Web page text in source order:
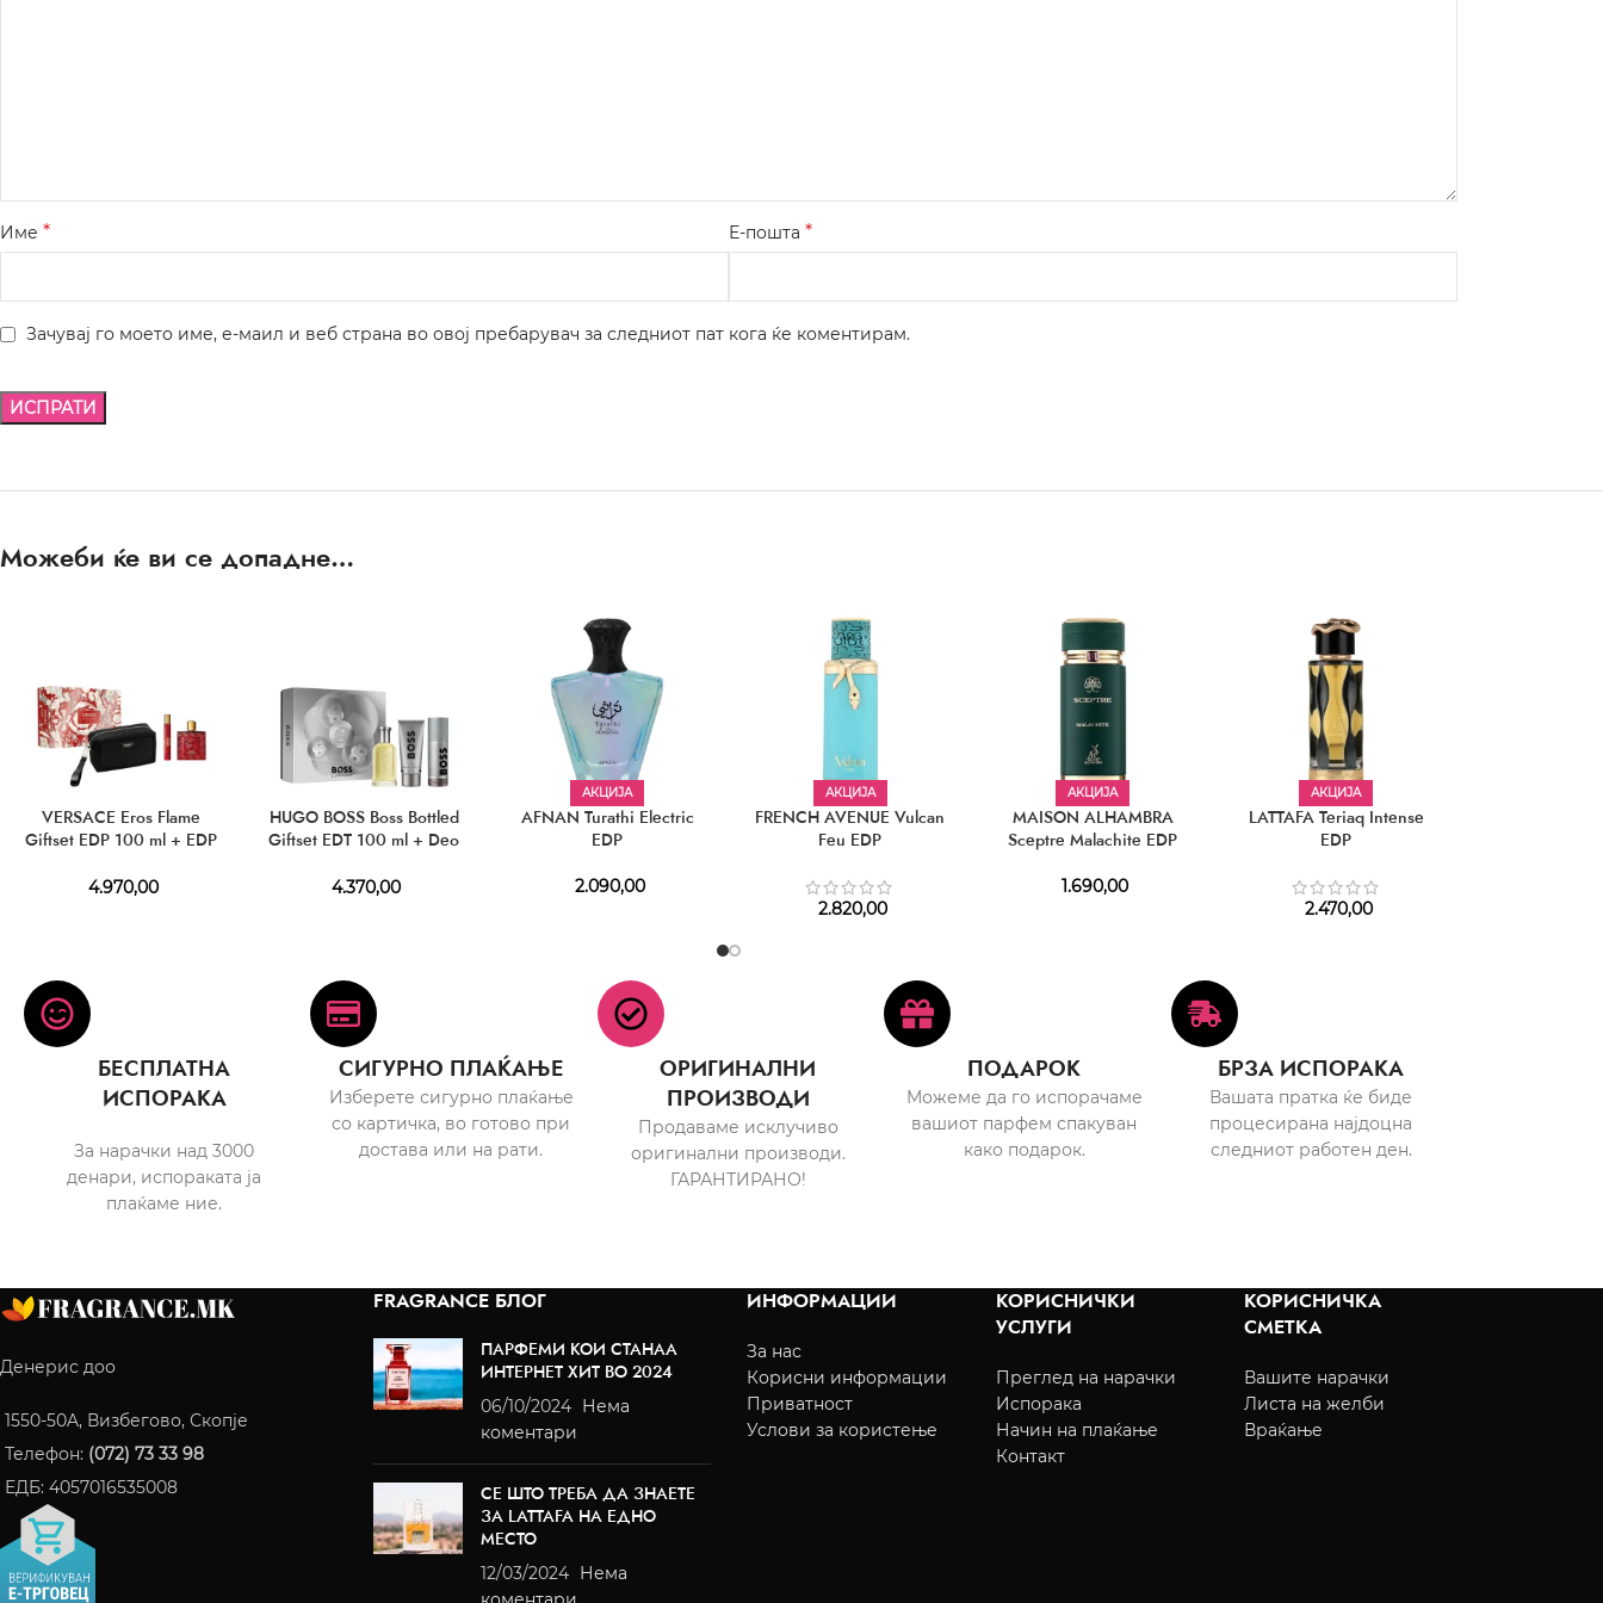
Име * Е-пошта *
Зачувај го моето име, е-маил и веб страна во овој пребарувач за следниот пат кога ќе коментирам.
Можеби ќе ви се допадне…
VERSACE Eros Flame
Giftset EDP 100 ml + EDP
4.970,00
HUGO BOSS Boss Bottled
Giftset EDT 100 ml + Deo
4.370,00
АКЦИЈА
AFNAN Turathi Electric
EDP
2.090,00
АКЦИЈА
FRENCH AVENUE Vulcan
Feu EDP
2.820,00
АКЦИЈА
MAISON ALHAMBRA
Sceptre Malachite EDP
1.690,00
АКЦИЈА
LATTAFA Teriaq Intense
EDP
2.470,00
БЕСПЛАТНА
ИСПОРАКА
За нарачки над 3000
денари, испораката ја
плаќаме ние.
СИГУРНО ПЛАЌАЊЕ
Изберете сигурно плаќање
со картичка, во готово при
достава или на рати.
ОРИГИНАЛНИ
ПРОИЗВОДИ
Продаваме исклучиво
оригинални производи.
ГАРАНТИРАНО!
ПОДАРОК
Можеме да го испорачаме
вашиот парфем спакуван
како подарок.
БРЗА ИСПОРАКА
Вашата пратка ќе биде
процесирана најдоцна
следниот работен ден.
Денерис доо
1550-50A, Визбегово, Скопје
Телефон: (072) 73 33 98
ЕДБ: 4057016535008
FRAGRANCE БЛОГ
ПАРФЕМИ КОИ СТАНАА
ИНТЕРНЕТ ХИТ ВО 2024
06/10/2024 Нема
коментари
СЕ ШТО ТРЕБА ДА ЗНАЕТЕ
ЗА LATTAFA НА ЕДНО
МЕСТО
12/03/2024 Нема
ИНФОРМАЦИИ
За нас
Корисни информации
Приватност
Услови за користење
КОРИСНИЧКИ
УСЛУГИ
Преглед на нарачки
Испорака
Начин на плаќање
Контакт
КОРИСНИЧКА
СМЕТКА
Вашите нарачки
Листа на желби
Враќање